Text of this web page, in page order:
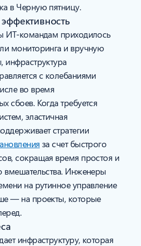
в Черную пятницу.
ИТ-командам приходилось
мониторинга и вручную
инфраструктура
с колебаниями
во время
сбоев. Когда требуется
эластичная
стратегии
за счет быстрого
сокращая время простоя и
вмешательства. Инженеры
на рутинное управление
— на проекты, которые
инфраструктуру, которая